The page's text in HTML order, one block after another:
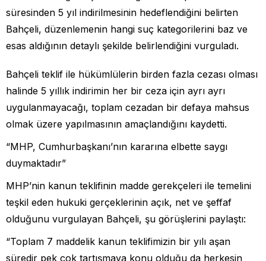
süresinden 5 yıl indirilmesinin hedeflendiğini belirten
Bahçeli, düzenlemenin hangi suç kategorilerini baz ve
esas aldığının detaylı şekilde belirlendiğini vurguladı.
Bahçeli teklif ile hükümlülerin birden fazla cezası olması
halinde 5 yıllık indirimin her bir ceza için ayrı ayrı
uygulanmayacağı, toplam cezadan bir defaya mahsus
olmak üzere yapılmasının amaçlandığını kaydetti.
“MHP, Cumhurbaşkanı’nın kararına elbette saygı
duymaktadır”
MHP’nin kanun teklifinin madde gerekçeleri ile temelini
teşkil eden hukuki gerçeklerinin açık, net ve şeffaf
olduğunu vurgulayan Bahçeli, şu görüşlerini paylaştı:
“Toplam 7 maddelik kanun teklifimizin bir yılı aşan
süredir pek çok tartışmaya konu olduğu da herkesin